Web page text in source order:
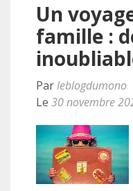
Un
famille :
Parleblogdumono
Le 30 novembre